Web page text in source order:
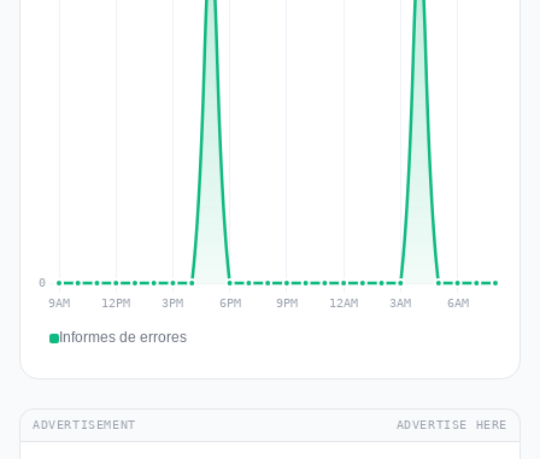
Informes de errores
ADVERTISEMENT ADVERTISE HERE